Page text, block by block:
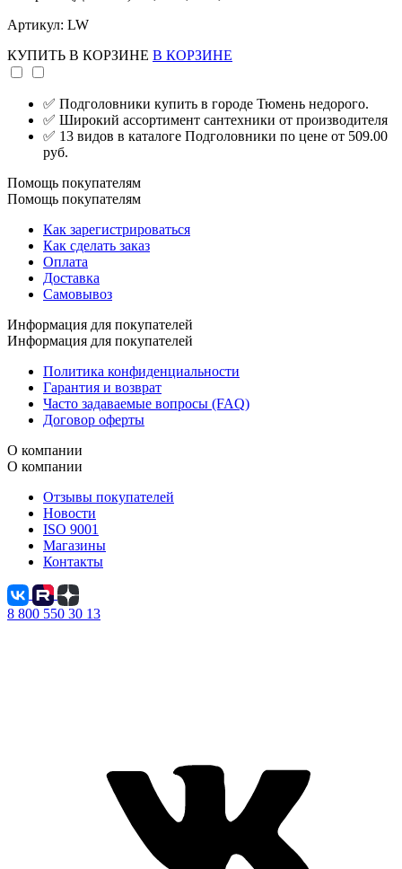
Артикул: LW
КУПИТЬ В КОРЗИНЕ В КОРЗИНЕ
✅ Подголовники купить в городе Тюмень недорого.
✅ Широкий ассортимент сантехники от производителя
✅ 13 видов в каталоге Подголовники по цене от 509.00
руб.
Помощь покупателям
Помощь покупателям
Как зарегистрироваться
Как сделать заказ
Оплата
Доставка
Самовывоз
Информация для покупателей
Информация для покупателей
Политика конфиденциальности
Гарантия и возврат
Часто задаваемые вопросы (FAQ)
Договор оферты
О компании
О компании
Отзывы покупателей
Новости
ISO 9001
Магазины
Контакты
8 800 550 30 13